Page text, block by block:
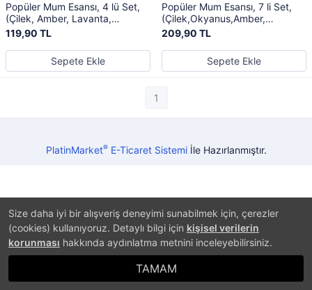
Size daha iyi bir alışveriş deneyimi sunabilmek için, çerezler
(cookies) kullanıyoruz. Detaylı bilgi için kişisel verilerin
korunması hakkında aydınlatma metnini inceleyebilirsiniz.
TAMAM
Popüler Mum Esansı, 4 lü Set,
(Çilek, Amber, Lavanta,
Okyanus) Jel Mum Kokusu,
Buhurdanlık
119,90 TL
Sepete Ekle
Popüler Mum Esansı, 7 li Set,
(Çilek,Okyanus,Amber,
Çikolata, Lavanta, Sandal,
Vanilya), Jel Mum Kokusu
209,90 TL
Sepete Ekle
1
PlatinMarket®E-Ticaret Sistemiİle Hazırlanmıştır.